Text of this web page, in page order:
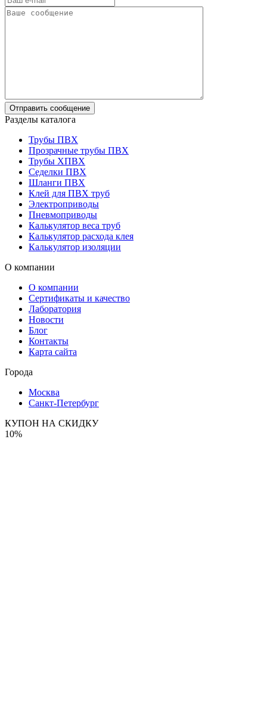
Разделы каталога
Трубы ПВХ
Прозрачные трубы ПВХ
Трубы ХПВХ
Седелки ПВХ
Шланги ПВХ
Клей для ПВХ труб
Электроприводы
Пневмоприводы
Калькулятор веса труб
Калькулятор расхода клея
Калькулятор изоляции
О компании
О компании
Сертификаты и качество
Лаборатория
Новости
Блог
Контакты
Карта сайта
Города
Москва
Санкт-Петербург
КУПОН НА СКИДКУ
10%